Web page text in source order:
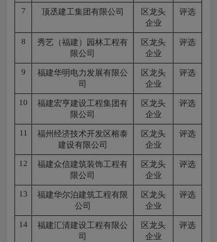
7 顶丞建工集团有限公司
区龙头
企业
评选
8
秀艺（福建）园林工程有
限公司
区龙头
企业
评选
9
福建华明电力发展有限公
司
区龙头
企业
评选
10
福建宏亨建设工程集团有
限公司
区龙头
企业
评选
11
福州经济技术开发区榕泰
建设有限公司
区龙头
企业
评选
12
福建众信建筑装饰工程有
限公司
区龙头
企业
评选
13
福建华尔泊建筑工程有限
公司
区龙头
企业
评选
14
福建汇清建设工程有限公
司
区龙头
企业
评选